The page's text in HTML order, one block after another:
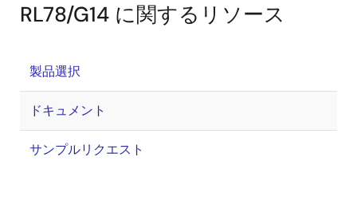
RL78/G14 に関するリソース
製品選択
ドキュメント
サンプルリクエスト